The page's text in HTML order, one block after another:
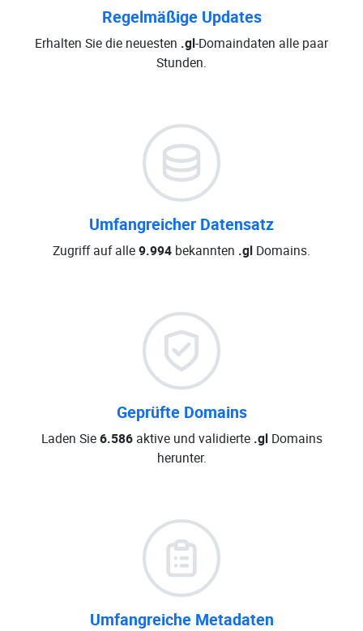
Regelmäßige Updates
Erhalten Sie die neuesten .gl-Domaindaten alle paar
Stunden.
Umfangreicher Datensatz
Zugriff auf alle9.994 bekannten .gl Domains.
Geprüfte Domains
Laden Sie6.586aktive und validierte .glDomains
herunter.
Umfangreiche Metadaten